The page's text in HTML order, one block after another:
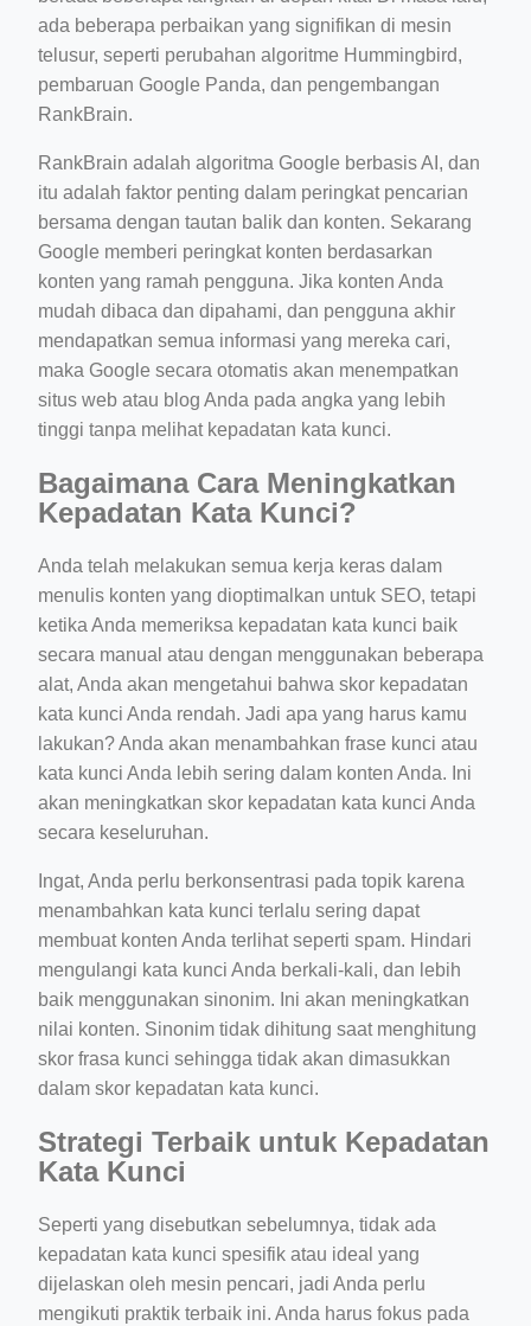
ada beberapa perbaikan yang signifikan di mesin
telusur, seperti perubahan algoritme Hummingbird,
pembaruan Google Panda, dan pengembangan
RankBrain.
RankBrain adalah algoritma Google berbasis AI, dan
itu adalah faktor penting dalam peringkat pencarian
bersama dengan tautan balik dan konten. Sekarang
Google memberi peringkat konten berdasarkan
konten yang ramah pengguna. Jika konten Anda
mudah dibaca dan dipahami, dan pengguna akhir
mendapatkan semua informasi yang mereka cari,
maka Google secara otomatis akan menempatkan
situs web atau blog Anda pada angka yang lebih
tinggi tanpa melihat kepadatan kata kunci.
Bagaimana Cara Meningkatkan
Kepadatan Kata Kunci?
Anda telah melakukan semua kerja keras dalam
menulis konten yang dioptimalkan untuk SEO, tetapi
ketika Anda memeriksa kepadatan kata kunci baik
secara manual atau dengan menggunakan beberapa
alat, Anda akan mengetahui bahwa skor kepadatan
kata kunci Anda rendah. Jadi apa yang harus kamu
lakukan? Anda akan menambahkan frase kunci atau
kata kunci Anda lebih sering dalam konten Anda. Ini
akan meningkatkan skor kepadatan kata kunci Anda
secara keseluruhan.
Ingat, Anda perlu berkonsentrasi pada topik karena
menambahkan kata kunci terlalu sering dapat
membuat konten Anda terlihat seperti spam. Hindari
mengulangi kata kunci Anda berkali-kali, dan lebih
baik menggunakan sinonim. Ini akan meningkatkan
nilai konten. Sinonim tidak dihitung saat menghitung
skor frasa kunci sehingga tidak akan dimasukkan
dalam skor kepadatan kata kunci.
Strategi Terbaik untuk Kepadatan
Kata Kunci
Seperti yang disebutkan sebelumnya, tidak ada
kepadatan kata kunci spesifik atau ideal yang
dijelaskan oleh mesin pencari, jadi Anda perlu
mengikuti praktik terbaik ini. Anda harus fokus pada